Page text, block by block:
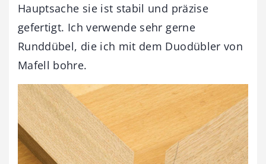
Hauptsache sie ist stabil und präzise
gefertigt. Ich verwende sehr gerne
Runddübel, die ich mit dem Duodübler von
Mafell bohre.